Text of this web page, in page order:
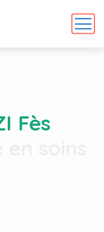
Fès